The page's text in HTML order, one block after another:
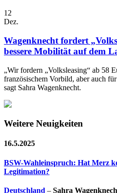
12
Dez.
Wagenknecht fordert
bessere Mobilität auf dem
„Wir fordern „Volksleasing“ ab 58
französischem Vorbild, aber auch
sagt Sahra Wagenknecht.
Weitere Neuigkeiten
16.5.2025
BSW-Wahleinspruch: Hat Merz
Legitimation?
Deutschland – Sahra